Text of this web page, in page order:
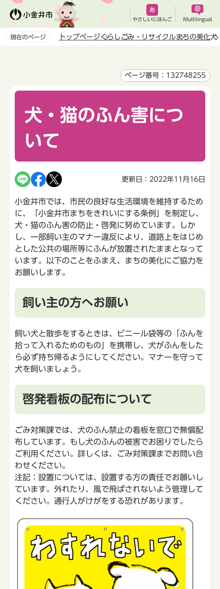
ペ
やさしいにほんご Multilingual
現在のページ トップページくらし ごみ・リサイクルまちの美化犬
ページ番号：132748255
犬・猫のふん害につ
いて
更新日：2022年11月16日
小金井市では、市民の良好な生活環境を維持するため
に、「小金井市まちをきれいにする条例」を制定し、
犬・猫のふん害の防止・啓発に努めています。しか
し、一部飼い主のマナー違反により、道路上をはじめ
とした公共の場所等にふんが放置されたままとなって
います。以下のことをふまえ、まちの美化にご協力を
お願いします。
飼い主の方へお願い
飼い犬と散歩をするときは、ビニール袋等の「ふんを
拾って入れるためのもの」を携帯し、犬がふんをした
ら必ず持ち帰るようにしてください。マナーを守って
犬を飼いましょう。
啓発看板の配布について
ごみ対策課では、犬のふん禁止の看板を窓口で無償配
布しています。もし犬のふんの被害でお困りでしたら
ご利用ください。詳しくは、ごみ対策課までお問い合
わせください。
注記：設置については、設置する方の責任でお願いし
ています。外れたり、風で飛ばされないよう管理して
ください。通行人がけがをする恐れがあります。